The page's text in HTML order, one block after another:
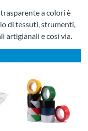
a colori è
di tessuti, strumenti,
artigianali e così via.